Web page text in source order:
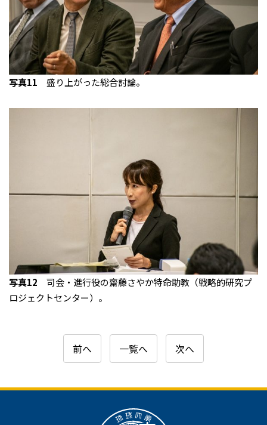
写真11 盛り上がった総合討論。
写真12 司会・進行役の齋藤さやか特命助教（戦略的研究プ
ロジェクトセンター）。
前へ 一覧へ 次へ